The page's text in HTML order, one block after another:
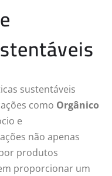
sustentáveis
como Orgânico
e
não apenas
produtos
proporcionar um